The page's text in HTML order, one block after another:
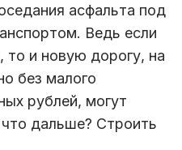
асфальта под
Ведь если
то и новую дорогу, на
без малого
рублей, могут
дальше? Строить